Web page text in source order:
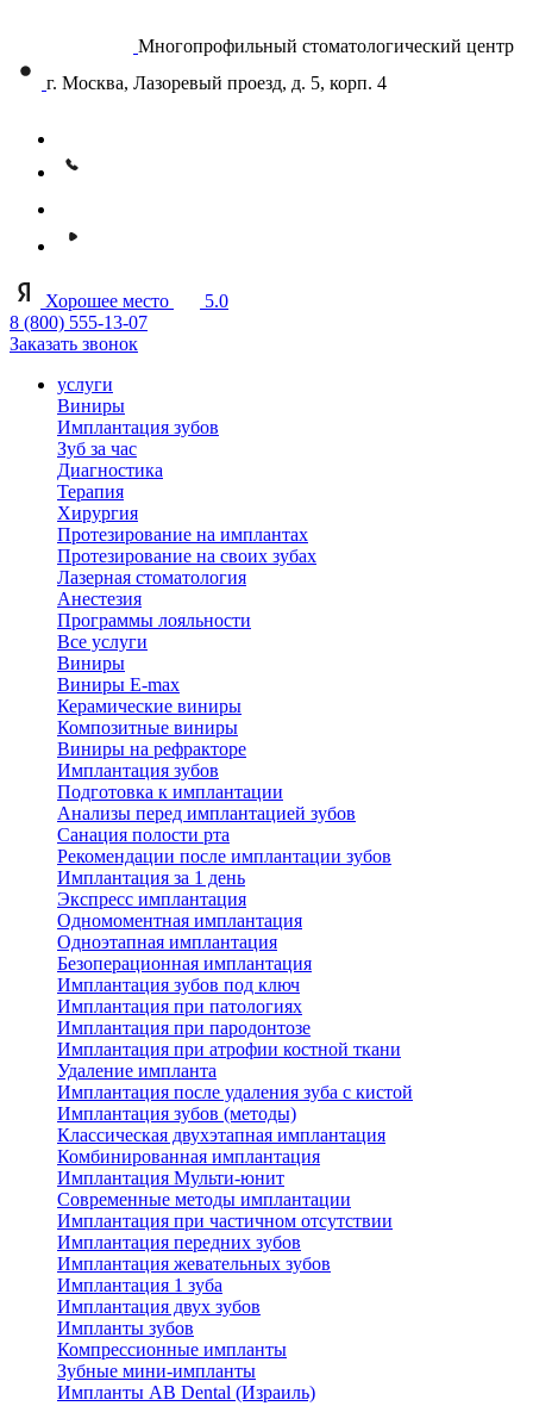
Многопрофильный стоматологический центр
г. Москва, Лазоревый проезд, д. 5, корп. 4
Хорошее место
5.0
8 (800) 555-13-07
Заказать звонок
услуги
Виниры
Имплантация зубов
Зуб за час
Диагностика
Терапия
Хирургия
Протезирование на имплантах
Протезирование на своих зубах
Лазерная стоматология
Анестезия
Программы лояльности
Все услуги
Виниры
Виниры E-max
Керамические виниры
Композитные виниры
Виниры на рефракторе
Имплантация зубов
Подготовка к имплантации
Анализы перед имплантацией зубов
Санация полости рта
Рекомендации после имплантации зубов
Имплантация за 1 день
Экспресс имплантация
Одномоментная имплантация
Одноэтапная имплантация
Безоперационная имплантация
Имплантация зубов под ключ
Имплантация при патологиях
Имплантация при пародонтозе
Имплантация при атрофии костной ткани
Удаление импланта
Имплантация после удаления зуба с кистой
Имплантация зубов (методы)
Классическая двухэтапная имплантация
Комбинированная имплантация
Имплантация Мульти-юнит
Современные методы имплантации
Имплантация при частичном отсутствии
Имплантация передних зубов
Имплантация жевательных зубов
Имплантация 1 зуба
Имплантация двух зубов
Импланты зубов
Компрессионные импланты
Зубные мини-импланты
Импланты AB Dental (Израиль)